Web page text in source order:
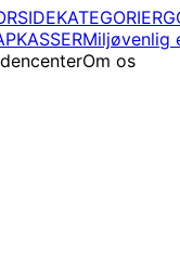
KATEGORIER
Miljøvenlig
Om os